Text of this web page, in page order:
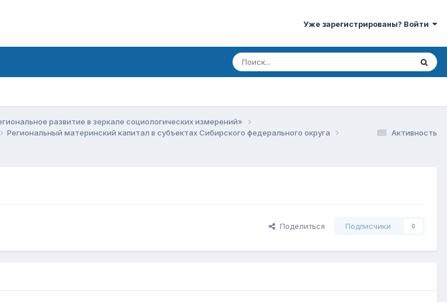
Уже зарегистрированы? Войти
Активность
развитие в зеркале социологических измерений»
Региональный материнский капитал в субъектах Сибирского федерального округа
Поделиться Подписчики 0